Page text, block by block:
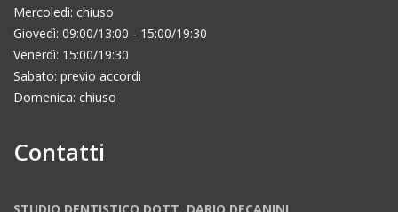
Mercoledì: chiuso
Giovedì: 09:00/13:00 - 15:00/19:30
Venerdì: 15:00/19:30
Sabato: previo accordi
Domenica: chiuso
Contatti